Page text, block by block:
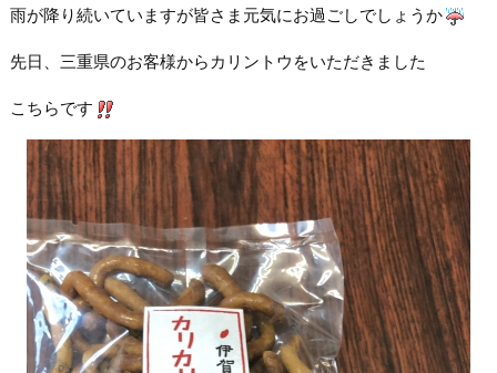
雨が降り続いていますが皆さま元気にお過ごしでしょうか
先日、三重県のお客様からカリントウをいただきました
こちらです